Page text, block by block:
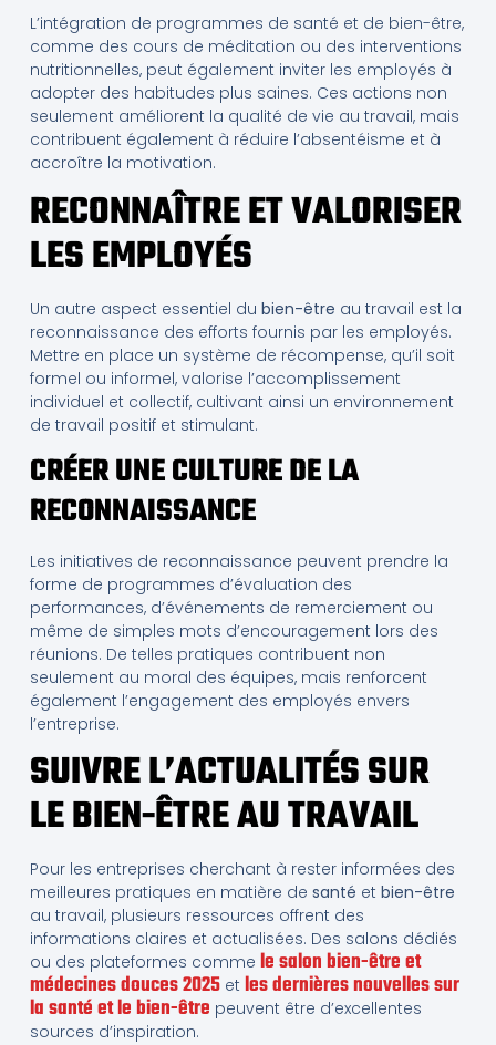
L’intégration de programmes de santé et de bien-être,
comme des cours de méditation ou des interventions
nutritionnelles, peut également inviter les employés à
adopter des habitudes plus saines. Ces actions non
seulement améliorent la qualité de vie au travail, mais
contribuent également à réduire l’absentéisme et à
accroître la motivation.
RECONNAÎTRE ET VALORISER
LES EMPLOYÉS
Un autre aspect essentiel du bien-être au travail est la
reconnaissance des efforts fournis par les employés.
Mettre en place un système de récompense, qu’il soit
formel ou informel, valorise l’accomplissement
individuel et collectif, cultivant ainsi un environnement
de travail positif et stimulant.
CRÉER UNE CULTURE DE LA
RECONNAISSANCE
Les initiatives de reconnaissance peuvent prendre la
forme de programmes d’évaluation des
performances, d’événements de remerciement ou
même de simples mots d’encouragement lors des
réunions. De telles pratiques contribuent non
seulement au moral des équipes, mais renforcent
également l’engagement des employés envers
l’entreprise.
SUIVRE L’ACTUALITÉS SUR
LE BIEN-ÊTRE AU TRAVAIL
Pour les entreprises cherchant à rester informées des
meilleures pratiques en matière de santé et bien-être
au travail, plusieurs ressources offrent des
informations claires et actualisées. Des salons dédiés
ou des plateformes comme le salon bien-être et
médecines douces 2025et les dernières nouvelles sur
la santé et le bien-être peuvent être d’excellentes
sources d’inspiration.